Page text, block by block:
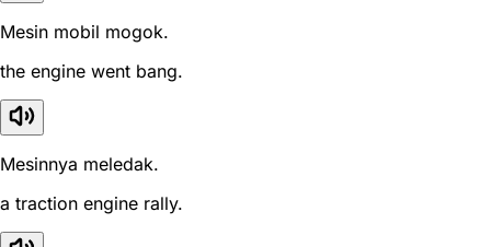
Mesin mobil mogok.
the engine went bang.
Mesinnya meledak.
a traction engine rally.